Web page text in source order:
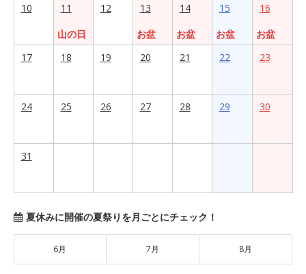
10
11
山の日
12
13
お盆
14
お盆
15
お盆
16
お盆
17
18 19 20 21 22 23
24 25 26 27 28 29 30
31
夏休みに開催の夏祭りを月ごとにチェック！
6月 7月 8月